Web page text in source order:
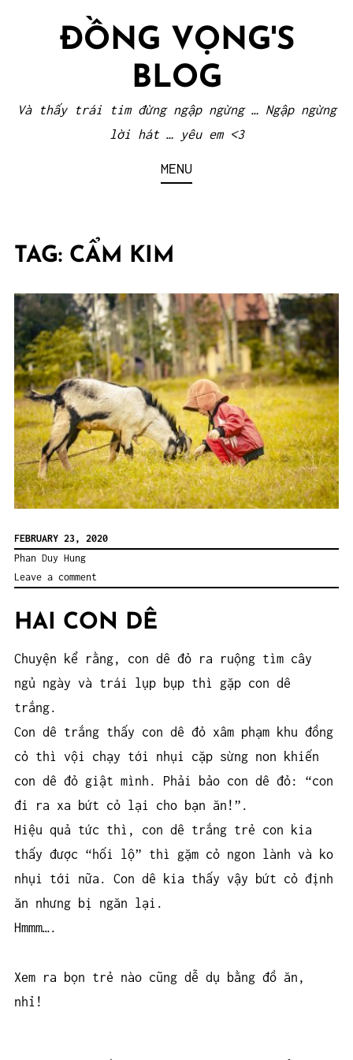
ĐỒNG VỌNG'S
BLOG
Và thấy trái tim đừng ngập ngừng … Ngập ngừng
lời hát … yêu em <3
MENU
TAG: CẨM KIM
FEBRUARY 23, 2020
Phan Duy Hung
Leave a comment
HAI CON DÊ
Chuyện kể rằng, con dê đỏ ra ruộng tìm cây
ngủ ngày và trái lụp bụp thì gặp con dê
trắng.
Con dê trắng thấy con dê đỏ xâm phạm khu đồng
cỏ thì vội chạy tới nhụi cặp sừng non khiến
con dê đỏ giật mình. Phải bảo con dê đỏ: “con
đi ra xa bứt cỏ lại cho bạn ăn!”.
Hiệu quả tức thì, con dê trắng trẻ con kia
thấy được “hối lộ” thì gặm cỏ ngon lành và ko
nhụi tới nữa. Con dê kia thấy vậy bứt cỏ định
ăn nhưng bị ngăn lại.
Hmmm….
Xem ra bọn trẻ nào cũng dễ dụ bằng đồ ăn,
nhỉ!